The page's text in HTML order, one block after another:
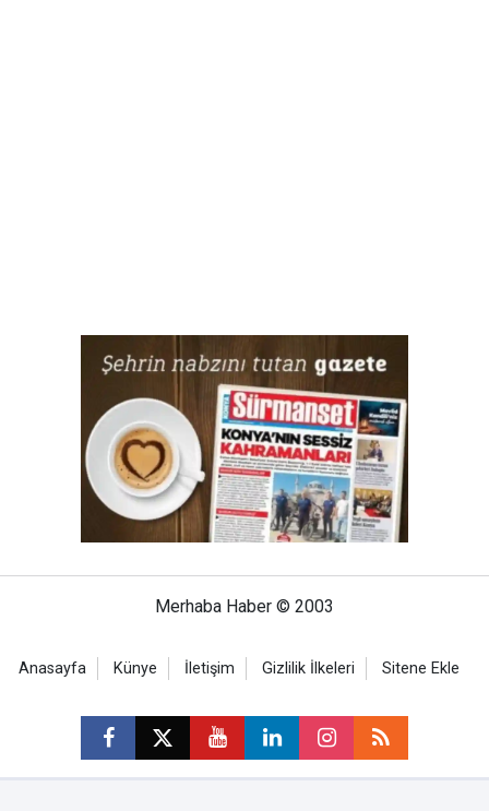
Merhaba Haber © 2003
Anasayfa Künye İletişim Gizlilik İlkeleri Sitene Ekle